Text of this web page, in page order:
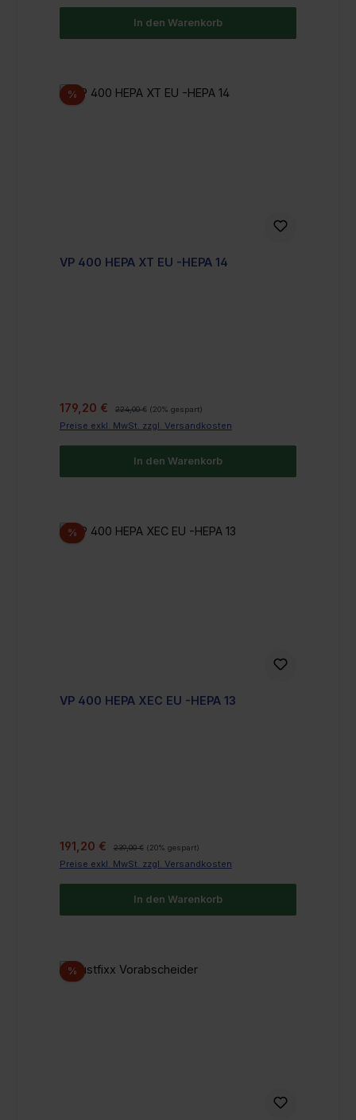
In den Warenkorb
%Rabatt
VP 400 HEPA XT EU -HEPA 14
Verkaufspreis:
179,20 € 224,00 € (20% gespart)
Preise exkl. MwSt. zzgl. Versandkosten
In den Warenkorb
%Rabatt
VP 400 HEPA XEC EU -HEPA 13
Verkaufspreis:
191,20 € 239,00 € (20% gespart)
Preise exkl. MwSt. zzgl. Versandkosten
In den Warenkorb
%Rabatt